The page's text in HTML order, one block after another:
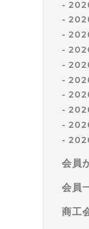
会員
会員
商工